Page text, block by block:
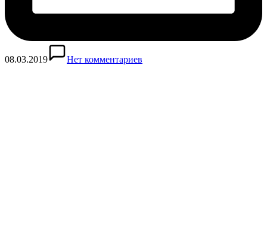
08.03.2019 Нет комментариев